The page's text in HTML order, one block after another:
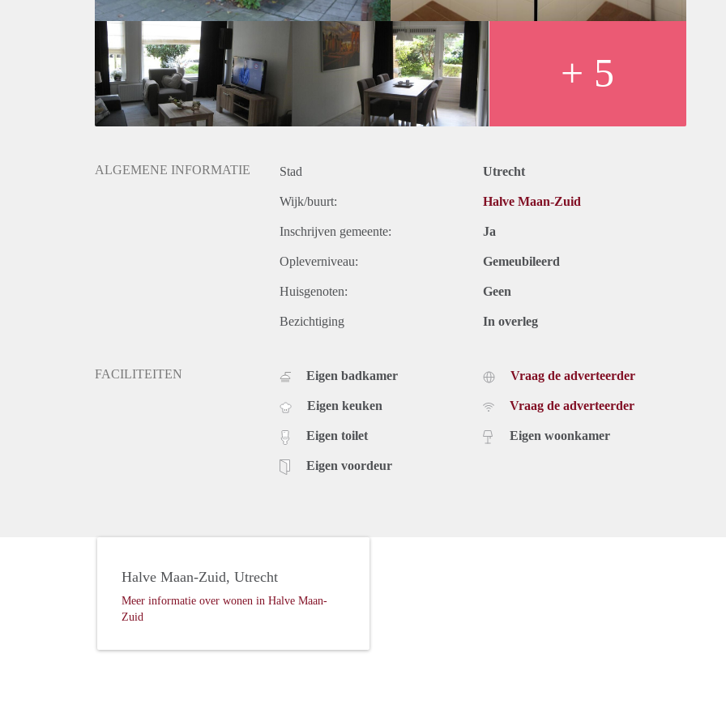
- Deposit 2 months rent.
- One time service costs of € 295,- exclusive 21% VAT.
- Available per 15-09-2019.
Price
€ 1.195, - exclusive g/w/e tv, internet and taxes. Inclusive upholstery and kitchen equipment.
For more information and viewings you can contact us at any time contact or register yourself in on website.
+ 5
ALGEMENE INFORMATIE Stad Utrecht
Wijk/buurt: Halve Maan-Zuid
Inschrijven gemeente: Ja
Opleverniveau: Gemeubileerd
Huisgenoten: Geen
Bezichtiging In overleg
FACILITEITEN Eigen badkamer
Eigen keuken
Eigen toilet
Eigen voordeur
Vraag de adverteerder
Vraag de adverteerder
Eigen woonkamer
Halve Maan-Zuid, Utrecht
Meer informatie over wonen in Halve Maan-
Zuid